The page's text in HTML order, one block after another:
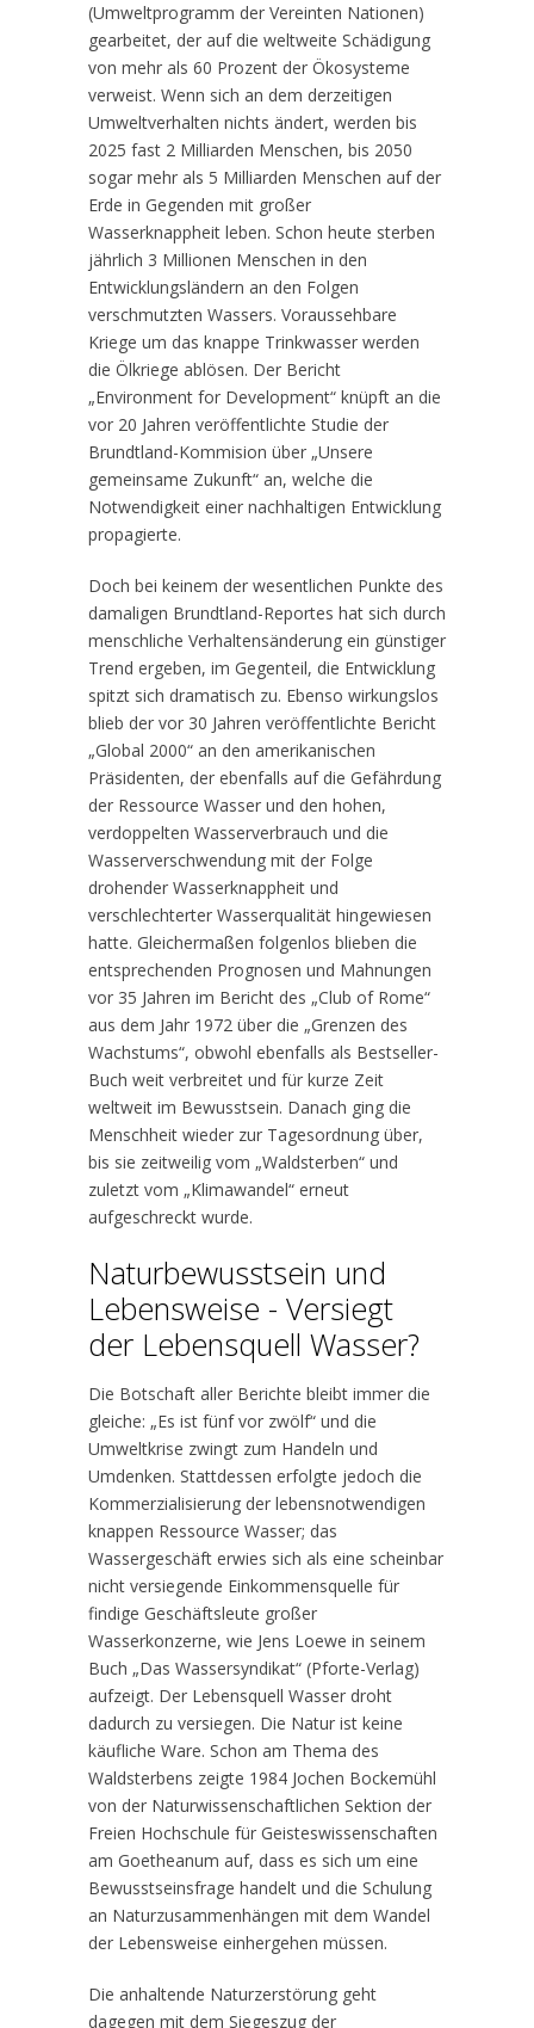
(Umweltprogramm der Vereinten Nationen)
gearbeitet, der auf die weltweite Schädigung
von mehr als 60 Prozent der Ökosysteme
verweist. Wenn sich an dem derzeitigen
Umweltverhalten nichts ändert, werden bis
2025 fast 2 Milliarden Menschen, bis 2050
sogar mehr als 5 Milliarden Menschen auf der
Erde in Gegenden mit großer
Wasserknappheit leben. Schon heute sterben
jährlich 3 Millionen Menschen in den
Entwicklungsländern an den Folgen
verschmutzten Wassers. Voraussehbare
Kriege um das knappe Trinkwasser werden
die Ölkriege ablösen. Der Bericht
„Environment for Development“ knüpft an die
vor 20 Jahren veröffentlichte Studie der
Brundtland-Kommision über „Unsere
gemeinsame Zukunft“ an, welche die
Notwendigkeit einer nachhaltigen Entwicklung
propagierte.
Doch bei keinem der wesentlichen Punkte des
damaligen Brundtland-Reportes hat sich durch
menschliche Verhaltensänderung ein günstiger
Trend ergeben, im Gegenteil, die Entwicklung
spitzt sich dramatisch zu. Ebenso wirkungslos
blieb der vor 30 Jahren veröffentlichte Bericht
„Global 2000“ an den amerikanischen
Präsidenten, der ebenfalls auf die Gefährdung
der Ressource Wasser und den hohen,
verdoppelten Wasserverbrauch und die
Wasserverschwendung mit der Folge
drohender Wasserknappheit und
verschlechterter Wasserqualität hingewiesen
hatte. Gleichermaßen folgenlos blieben die
entsprechenden Prognosen und Mahnungen
vor 35 Jahren im Bericht des „Club of Rome“
aus dem Jahr 1972 über die „Grenzen des
Wachstums“, obwohl ebenfalls als Bestseller-
Buch weit verbreitet und für kurze Zeit
weltweit im Bewusstsein. Danach ging die
Menschheit wieder zur Tagesordnung über,
bis sie zeitweilig vom „Waldsterben“ und
zuletzt vom „Klimawandel“ erneut
aufgeschreckt wurde.
Naturbewusstsein und
Lebensweise - Versiegt
der Lebensquell Wasser?
Die Botschaft aller Berichte bleibt immer die
gleiche: „Es ist fünf vor zwölf“ und die
Umweltkrise zwingt zum Handeln und
Umdenken. Stattdessen erfolgte jedoch die
Kommerzialisierung der lebensnotwendigen
knappen Ressource Wasser; das
Wassergeschäft erwies sich als eine scheinbar
nicht versiegende Einkommensquelle für
findige Geschäftsleute großer
Wasserkonzerne, wie Jens Loewe in seinem
Buch „Das Wassersyndikat“ (Pforte-Verlag)
aufzeigt. Der Lebensquell Wasser droht
dadurch zu versiegen. Die Natur ist keine
käufliche Ware. Schon am Thema des
Waldsterbens zeigte 1984 Jochen Bockemühl
von der Naturwissenschaftlichen Sektion der
Freien Hochschule für Geisteswissenschaften
am Goetheanum auf, dass es sich um eine
Bewusstseinsfrage handelt und die Schulung
an Naturzusammenhängen mit dem Wandel
der Lebensweise einhergehen müssen.
Die anhaltende Naturzerstörung geht
dagegen mit dem Siegeszug der